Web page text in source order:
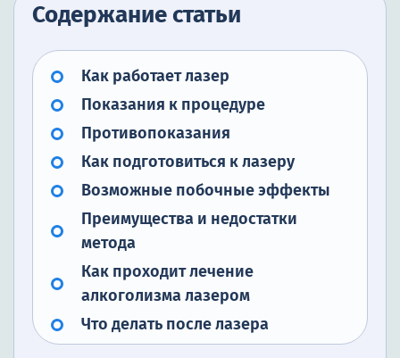
Содержание статьи
Как работает лазер
Показания к процедуре
Противопоказания
Как подготовиться к лазеру
Возможные побочные эффекты
Преимущества и недостатки
метода
Как проходит лечение
алкоголизма лазером
Что делать после лазера